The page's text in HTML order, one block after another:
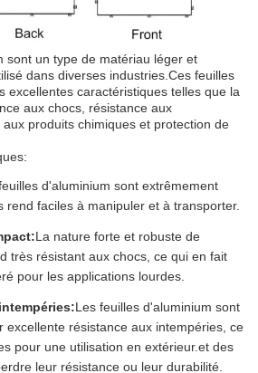
sont un type de matériau léger et
dans diverses industries.Ces feuilles
excellentes caractéristiques telles que la
aux chocs, résistance aux
produits chimiques et protection de
d'aluminium sont extrêmement
rend faciles à manipuler et à transporter.
La nature forte et robuste de
très résistant aux chocs, ce qui en fait
pour les applications lourdes.
Les feuilles d'aluminium sont
excellente résistance aux intempéries, ce
pour une utilisation en extérieur.et des
leur résistance ou leur durabilité.